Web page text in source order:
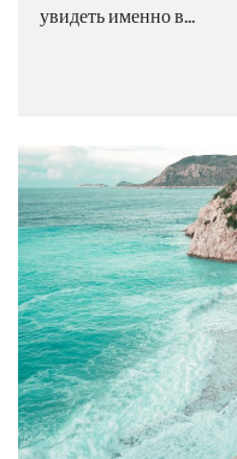
увидеть именно в...